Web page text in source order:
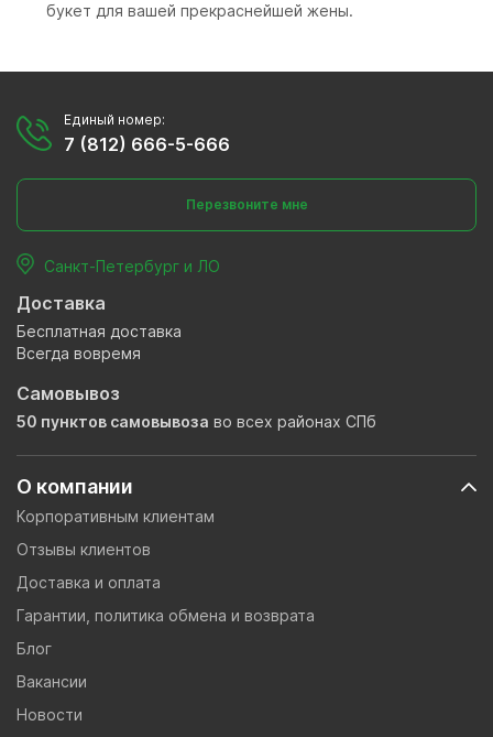
букет для вашей прекраснейшей жены.
О компании
Корпоративным клиентам
Отзывы клиентов
Доставка и оплата
Гарантии, политика обмена и возврата
Блог
Вакансии
Новости
Единый номер:
7 (812) 666-5-666
Перезвоните мне
Санкт-Петербург и ЛО
Доставка
Бесплатная доставка
Всегда вовремя
Самовывоз
50 пунктов самовывоза во всех районах СПб